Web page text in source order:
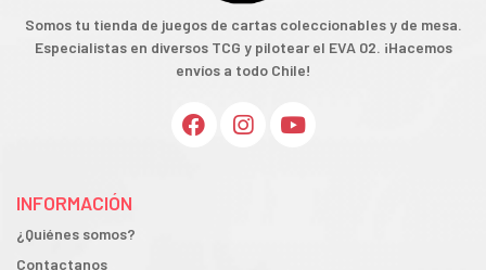
Somos tu tienda de juegos de cartas coleccionables y de mesa.
Especialistas en diversos TCG y pilotear el EVA 02. ¡Hacemos
envíos a todo Chile!
INFORMACIÓN
¿Quiénes somos?
Contactanos